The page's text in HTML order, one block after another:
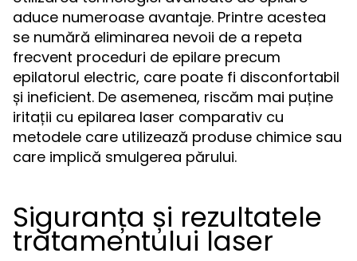
aduce numeroase avantaje. Printre acestea
se numără eliminarea nevoii de a repeta
frecvent proceduri de epilare precum
epilatorul electric, care poate fi disconfortabil
și ineficient. De asemenea, riscăm mai puține
iritații cu epilarea laser comparativ cu
metodele care utilizează produse chimice sau
care implică smulgerea părului.
Siguranța și rezultatele
tratamentului laser